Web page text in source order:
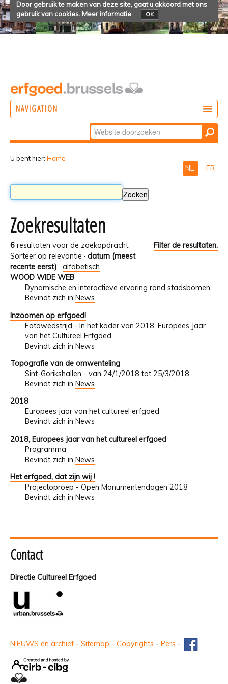
Door gebruik te maken van deze site, gaat u akkoord met ons
gebruik van cookies. Meer informatie OK
NAVIGATION
Zoek
Geavanceerd
U bent hier: Home
NL FR
Zoekresultaten
6 resultaten voor de zoekopdracht.
Filter de resultaten.
Sorteer op relevantie · datum (meest
recente eerst) · alfabetisch
WOOD WIDE WEB
Dynamische en interactieve ervaring rond stadsbomen
Bevindt zich in News
Inzoomen op erfgoed!
Fotowedstrijd - In het kader van 2018, Europees Jaar
van het Cultureel Erfgoed
Bevindt zich in News
Topografie van de omwenteling
Sint-Gorikshallen - van 24/1/2018 tot 25/3/2018
Bevindt zich in News
2018
Europees jaar van het cultureel erfgoed
Bevindt zich in News
2018, Europees jaar van het cultureel erfgoed
Programma
Bevindt zich in News
Het erfgoed, dat zijn wij !
Projectoproep - Open Monumentendagen 2018
Bevindt zich in News
Contact
Directie Cultureel Erfgoed
NIEUWS en archief - Sitemap - Copyrights - Pers -